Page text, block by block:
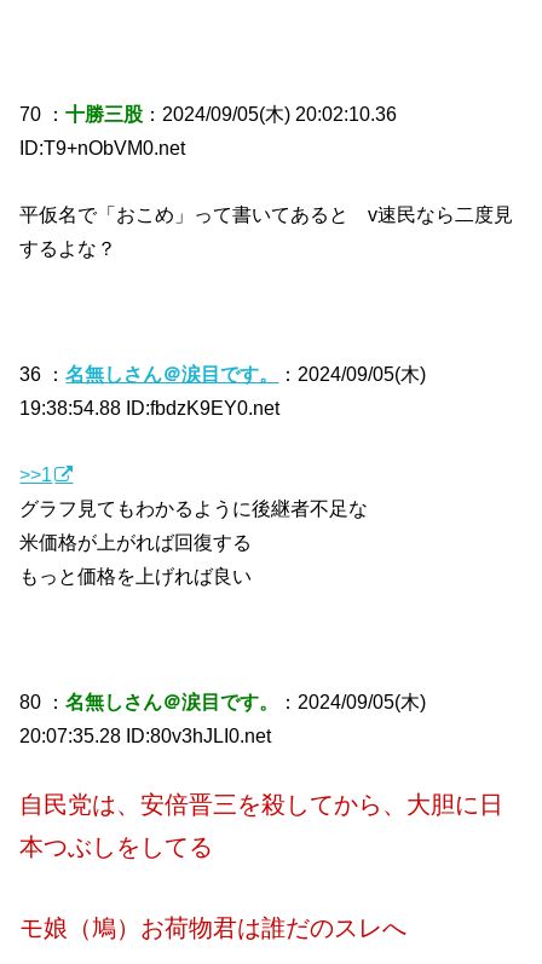
70 ：十勝三股 ：2024/09/05(木) 20:02:10.36
ID:T9+nObVM0.net
平仮名で「おこめ」って書いてあると v速民なら二度見
するよな？
36 ：名無しさん＠涙目です。
：2024/09/05(木)
19:38:54.88 ID:fbdzK9EY0.net
>>1
グラフ見てもわかるように後継者不足な
米価格が上がれば回復する
もっと価格を上げれば良い
80 ：名無しさん＠涙目です。
：2024/09/05(木)
20:07:35.28 ID:80v3hJLI0.net
自民党は、安倍晋三を殺してから、大胆に日
本つぶしをしてる
モ娘（鳩）お荷物君は誰だのスレへ